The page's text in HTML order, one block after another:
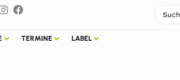
TERMINE LABEL